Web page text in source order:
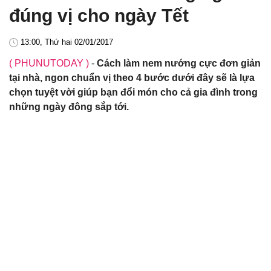
đúng vị cho ngày Tết
13:00, Thứ hai 02/01/2017
( PHUNUTODAY ) - Cách làm nem nướng cực đơn giản
tại nhà, ngon chuẩn vị theo 4 bước dưới đây sẽ là lựa
chọn tuyệt vời giúp bạn đổi món cho cả gia đình trong
những ngày đông sắp tới.